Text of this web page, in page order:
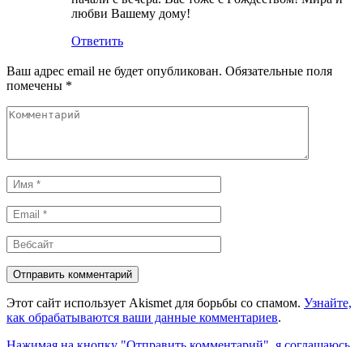
любви Вашему дому!
Ответить
Ваш адрес email не будет опубликован. Обязательные поля
помечены *
Комментарий
Имя
*
Email
*
Вебсайт
Этот сайт использует Akismet для борьбы со спамом. Узнайте,
как обрабатываются ваши данные комментариев.